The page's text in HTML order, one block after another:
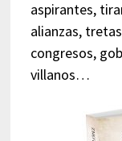
aspirantes,
alianzas,
congresos,
villanos…